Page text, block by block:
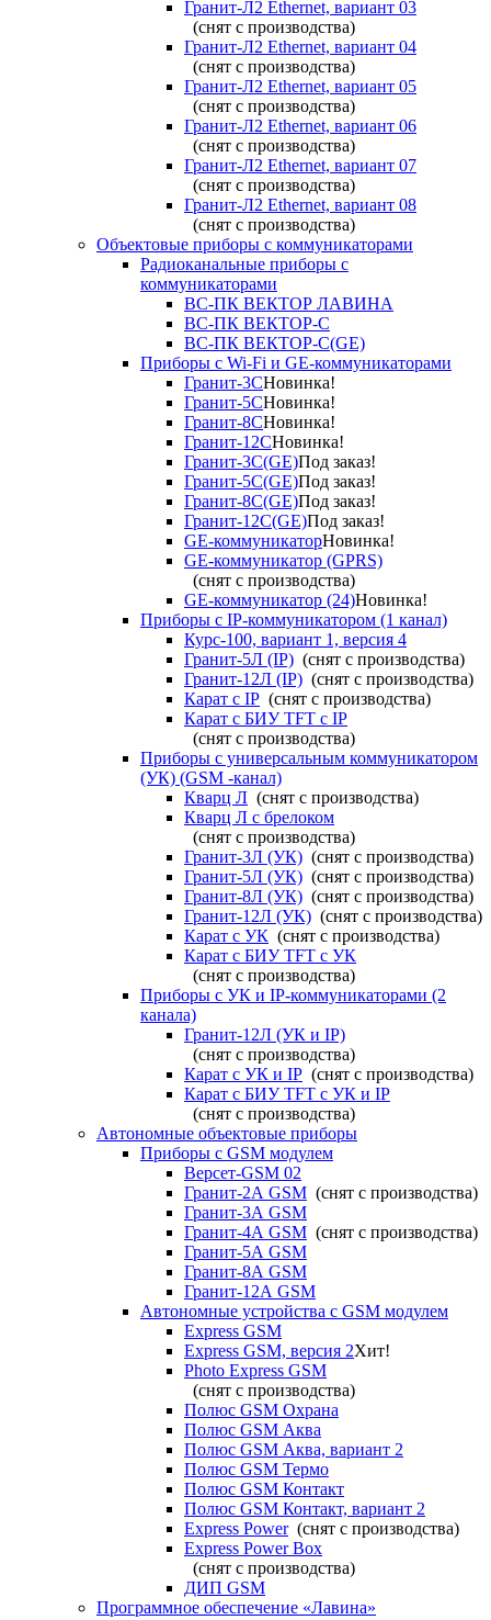
Гранит-Л2 Ethernet, вариант 03
(снят с производства)
Гранит-Л2 Ethernet, вариант 04
(снят с производства)
Гранит-Л2 Ethernet, вариант 05
(снят с производства)
Гранит-Л2 Ethernet, вариант 06
(снят с производства)
Гранит-Л2 Ethernet, вариант 07
(снят с производства)
Гранит-Л2 Ethernet, вариант 08
(снят с производства)
Объектовые приборы с коммуникаторами
Радиоканальные приборы с
коммуникаторами
ВС-ПК ВЕКТОР ЛАВИНА
ВС-ПК ВЕКТОР-С
ВС-ПК ВЕКТОР-С(GE)
Приборы с Wi-Fi и GE-коммуникаторами
Гранит-3СНовинка!
Гранит-5СНовинка!
Гранит-8СНовинка!
Гранит-12СНовинка!
Гранит-3С(GE)Под заказ!
Гранит-5С(GE)Под заказ!
Гранит-8С(GE)Под заказ!
Гранит-12С(GE)Под заказ!
GE-коммуникаторНовинка!
GE-коммуникатор (GPRS)
(снят с производства)
GE-коммуникатор (24)Новинка!
Приборы с IP-коммуникатором (1 канал)
Курс-100, вариант 1, версия 4
Гранит-5Л (IP) (снят с производства)
Гранит-12Л (IP) (снят с производства)
Карат с IP (снят с производства)
Карат с БИУ TFT с IP
(снят с производства)
Приборы с универсальным коммуникатором
(УК) (GSM -канал)
Кварц Л (снят с производства)
Кварц Л с брелоком
(снят с производства)
Гранит-3Л (УК) (снят с производства)
Гранит-5Л (УК) (снят с производства)
Гранит-8Л (УК) (снят с производства)
Гранит-12Л (УК) (снят с производства)
Карат с УК (снят с производства)
Карат с БИУ TFT с УК
(снят с производства)
Приборы с УК и IP-коммуникаторами (2
канала)
Гранит-12Л (УК и IP)
(снят с производства)
Карат с УК и IP (снят с производства)
Карат с БИУ TFT с УК и IP
(снят с производства)
Автономные объектовые приборы
Приборы с GSM модулем
Версет-GSM 02
Гранит-2А GSM (снят с производства)
Гранит-3А GSM
Гранит-4А GSM (снят с производства)
Гранит-5А GSM
Гранит-8А GSM
Гранит-12А GSM
Автономные устройства с GSM модулем
Express GSM
Express GSM, версия 2Хит!
Photo Express GSM
(снят с производства)
Полюс GSM Охрана
Полюс GSM Аква
Полюс GSM Аква, вариант 2
Полюс GSM Термо
Полюс GSM Контакт
Полюс GSM Контакт, вариант 2
Express Power(снят с производства)
Express Power Box
(снят с производства)
ДИП GSM
Программное обеспечение «Лавина»